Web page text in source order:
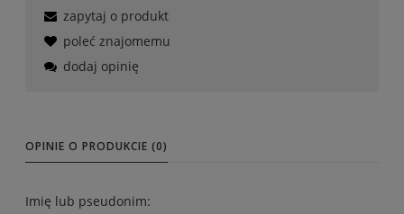
zapytaj o produkt
poleć znajomemu
dodaj opinię
OPINIE O PRODUKCIE (0)
Imię lub pseudonim: